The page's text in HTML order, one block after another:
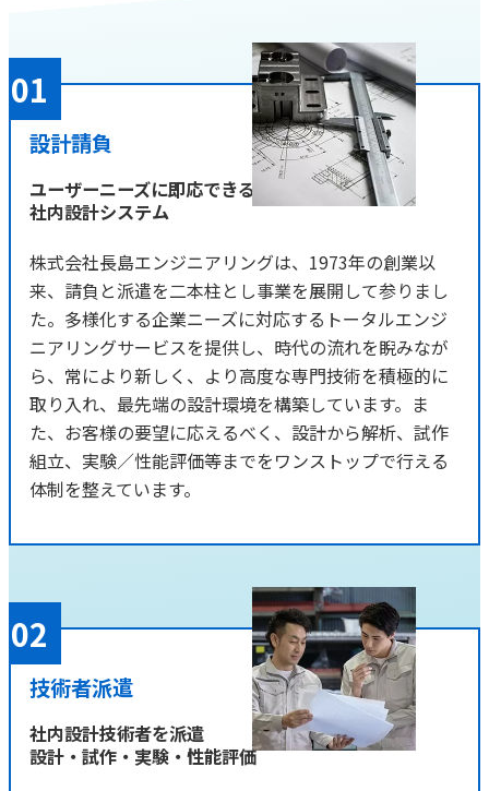
設計請負
ユーザーニーズに即応できる
社内設計システム
株式会社長島エンジニアリングは、1973年の創業以
来、請負と派遣を二本柱とし事業を展開して参りまし
た。多様化する企業ニーズに対応するトータルエンジ
ニアリングサービスを提供し、時代の流れを睨みなが
ら、常により新しく、より高度な専門技術を積極的に
取り入れ、最先端の設計環境を構築しています。ま
た、お客様の要望に応えるべく、設計から解析、試作
組立、実験／性能評価等までをワンストップで行える
体制を整えています。
技術者派遣
社内設計技術者を派遣
設計・試作・実験・性能評価